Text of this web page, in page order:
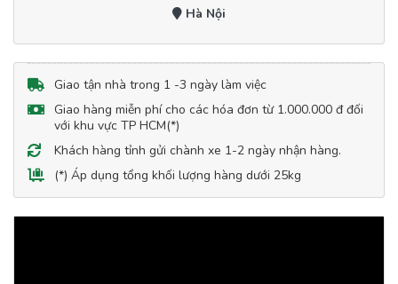
Hà Nội
Giao tận nhà trong 1 -3 ngày làm việc
Giao hàng miễn phí cho các hóa đơn từ 1.000.000 đ đối
với khu vực TP HCM(*)
Khách hàng tỉnh gửi chành xe 1-2 ngày nhận hàng.
(*) Áp dụng tổng khối lượng hàng dưới 25kg